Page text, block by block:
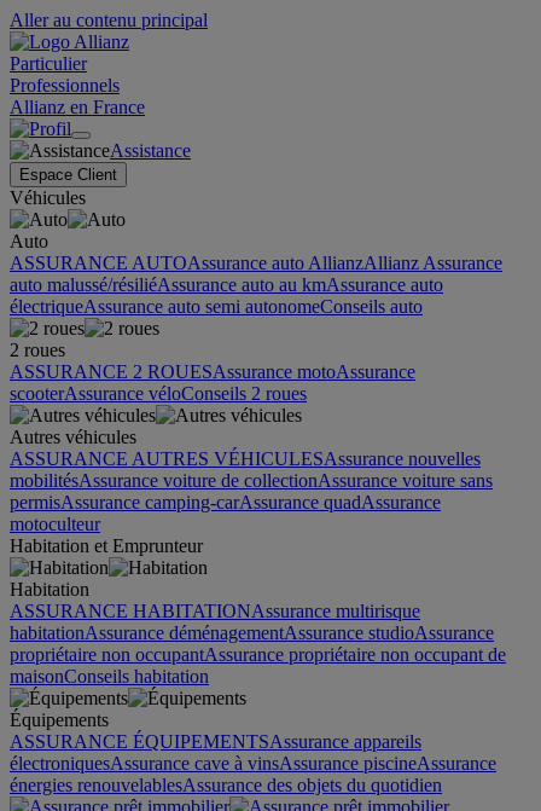
Aller au contenu principal
Particulier
Professionnels
Allianz en France
Assistance
Espace Client
Véhicules
Auto
ASSURANCE AUTOAssurance auto AllianzAllianz Assurance
auto malussé/résiliéAssurance auto au kmAssurance auto
électriqueAssurance auto semi autonomeConseils auto
2 roues
ASSURANCE 2 ROUESAssurance motoAssurance
scooterAssurance véloConseils 2 roues
Autres véhicules
ASSURANCE AUTRES VÉHICULESAssurance nouvelles
mobilitésAssurance voiture de collectionAssurance voiture sans
permisAssurance camping-carAssurance quadAssurance
motoculteur
Habitation et Emprunteur
Habitation
ASSURANCE HABITATIONAssurance multirisque
habitationAssurance déménagementAssurance studioAssurance
propriétaire non occupantAssurance propriétaire non occupant de
maisonConseils habitation
Équipements
ASSURANCE ÉQUIPEMENTSAssurance appareils
électroniquesAssurance cave à vinsAssurance piscineAssurance
énergies renouvelablesAssurance des objets du quotidien